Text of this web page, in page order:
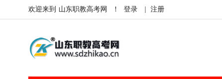
欢迎来到 山东职教高考网 ！ 登录 注册